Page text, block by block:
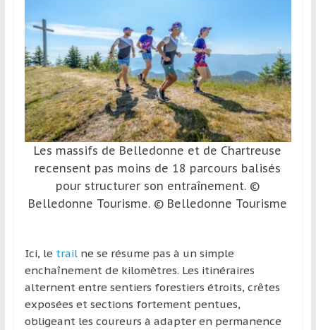
en
profitant
de
découverte
culturelle
d’un
pays
région
Les massifs de Belledonne et de Chartreuse
recensent pas moins de 18 parcours balisés
pour structurer son entraînement. ©
Belledonne Tourisme. © Belledonne Tourisme
Ici, le trailne se résume pas à un simple
enchaînement de kilomètres. Les itinéraires
alternent entre sentiers forestiers étroits, crêtes
exposées et sections fortement pentues,
obligeant les coureurs à adapter en permanence